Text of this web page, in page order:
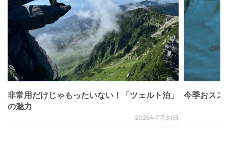
非常用だけじゃもったいない！「ツェルト泊」
の魅力
2026年7月31日
今季おスス